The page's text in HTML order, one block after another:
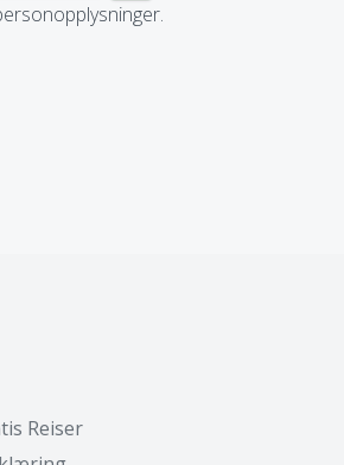
Reiser